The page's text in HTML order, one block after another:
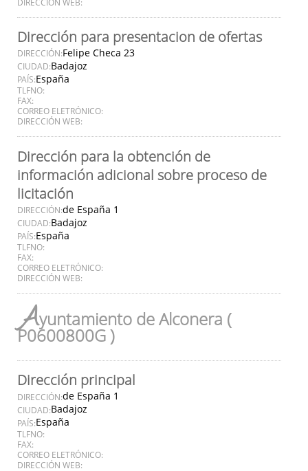
Dirección para presentacion de ofertas
DIRECCIÓN:Felipe Checa 23
CIUDAD:Badajoz
PAÍS:España
TLFNO:
FAX:
CORREO ELETRÓNICO:
DIRECCIÓN WEB:
Dirección para la obtención de
información adicional sobre proceso de
licitación
DIRECCIÓN:de España 1
CIUDAD:Badajoz
PAÍS:España
TLFNO:
FAX:
CORREO ELETRÓNICO:
DIRECCIÓN WEB:
Ayuntamiento de Alconera (
P0600800G )
Dirección principal
DIRECCIÓN:de España 1
CIUDAD:Badajoz
PAÍS:España
TLFNO:
FAX:
CORREO ELETRÓNICO:
DIRECCIÓN WEB: